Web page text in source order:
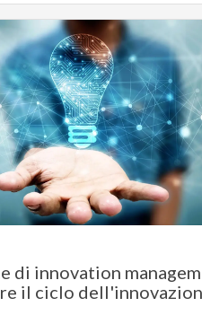
di innovation
il ciclo